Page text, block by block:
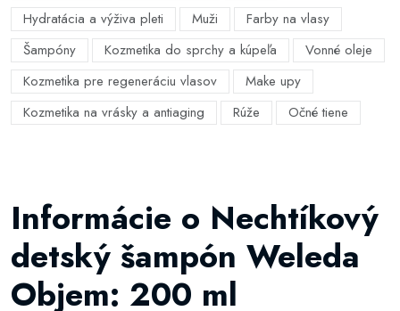
Hydratácia a výživa pleti
Muži
Farby na vlasy
Šampóny
Kozmetika do sprchy a kúpeľa
Vonné oleje
Kozmetika pre regeneráciu vlasov
Make upy
Kozmetika na vrásky a antiaging
Rúže Očné tiene
Informácie o Nechtíkový
detský šampón Weleda
Objem: 200 ml